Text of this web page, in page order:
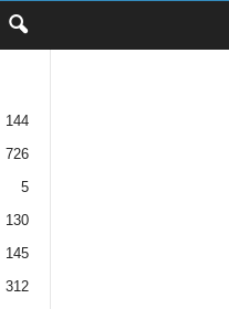
144
726
5
130
145
312